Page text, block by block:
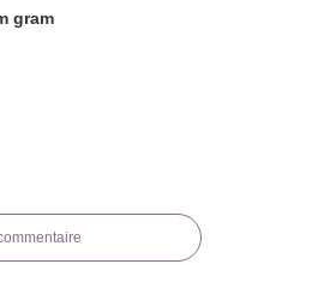
gram